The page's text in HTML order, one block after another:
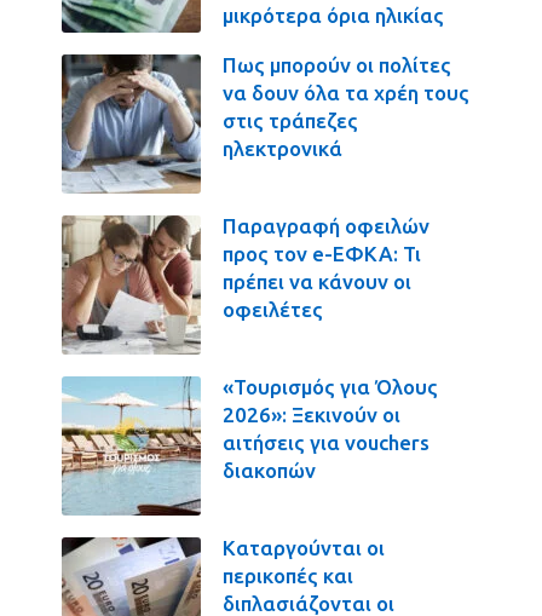
μικρότερα όρια ηλικίας
Πως μπορούν οι πολίτες
να δουν όλα τα χρέη τους
στις τράπεζες
ηλεκτρονικά
Παραγραφή οφειλών
προς τον e-ΕΦΚΑ: Τι
πρέπει να κάνουν οι
οφειλέτες
«Τουρισμός για Όλους
2026»: Ξεκινούν οι
αιτήσεις για vouchers
διακοπών
Καταργούνται οι
περικοπές και
διπλασιάζονται οι